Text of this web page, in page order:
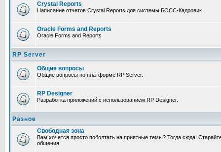
Crystal Reports
Написание отчетов Crystal Reports для системы БОСС-Кадровик
Oracle Forms and Reports
Oracle Forms and Reports
RP Server
Общие вопросы
Общие вопросы по платформе RP Server.
RP Designer
Разработка приложений с использованием RP Designer.
Разное
Свободная зона
Вам хочется просто поболтать на приятные темы? Тогда сюда!
общения